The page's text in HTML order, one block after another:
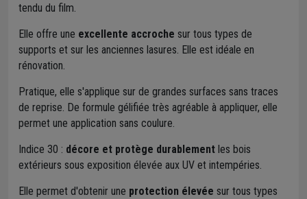
tendu du film.
Elle offre une excellente accroche sur tous types de
supports et sur les anciennes lasures. Elle est idéale en
rénovation.
Pratique, elle s'applique sur de grandes surfaces sans traces
de reprise. De formule gélifiée très agréable à appliquer, elle
permet une application sans coulure.
Indice 30 : décore et protège durablement les bois
extérieurs sous exposition élevée aux UV et intempéries.
Elle permet d'obtenir une protection élevée sur tous types